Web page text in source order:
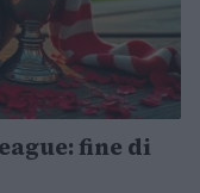
fine di